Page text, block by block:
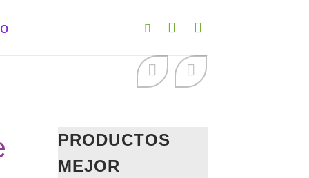
PRODUCTOS
MEJOR